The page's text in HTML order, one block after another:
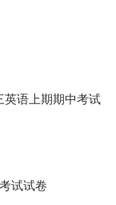
英语上期期中考试
试试卷